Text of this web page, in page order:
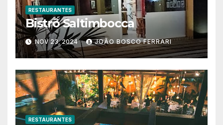
RESTAURANTES
Bistrô Saltimbocca
NOV 23, 2024 JOÃO BOSCO FERRARI
RESTAURANTES